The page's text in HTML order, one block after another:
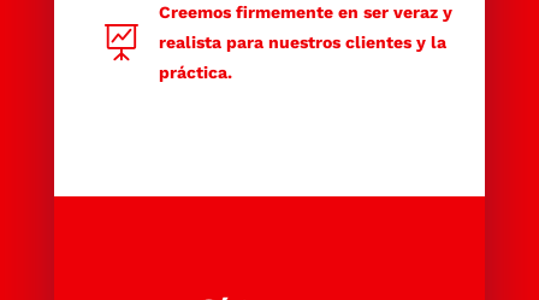

Creemos firmemente en ser veraz y
realista para nuestros clientes y la
práctica.